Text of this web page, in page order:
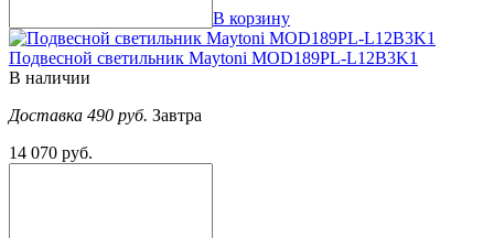
В корзину
Подвесной светильник Maytoni MOD189PL-L12B3K1
В наличии
Доставка 490 руб. Завтра
14 070 руб.